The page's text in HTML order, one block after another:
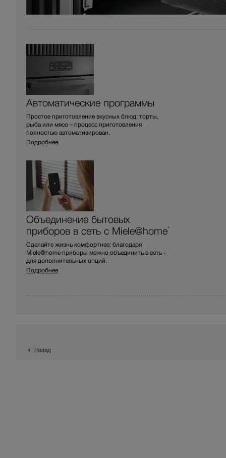
Автоматические программы
Простое приготовление вкусных блюд: торты,
рыба или мясо – процесс приготовления
полностью автоматизирован.
Подробнее
Объединение бытовых
приборов в сеть с Miele@home*
Сделайте жизнь комфортнее: благодаря
Miele@home приборы можно объединить в сеть –
для дополнительных опций.
Подробнее
Назад